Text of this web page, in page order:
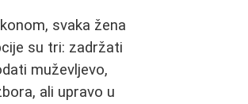
svaka žena
su tri: zadržati
muževljevo,
ali upravo u